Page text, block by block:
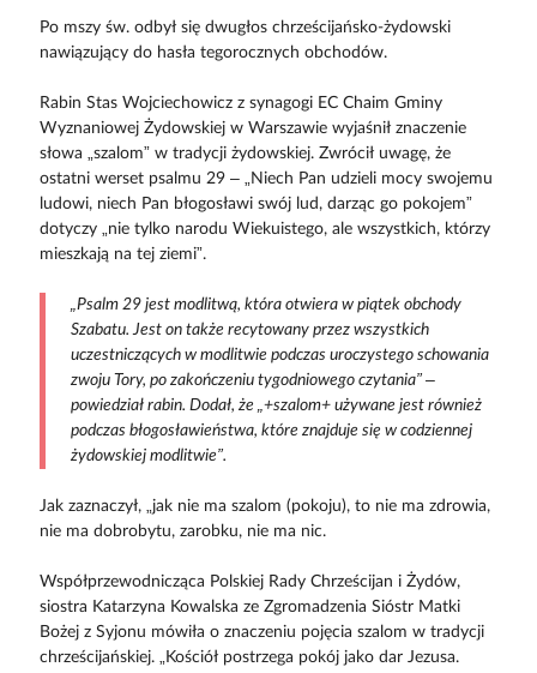
Po mszy św. odbył się dwugłos chrześcijańsko-żydowski
nawiązujący do hasła tegorocznych obchodów.
Rabin Stas Wojciechowicz z synagogi EC Chaim Gminy
Wyznaniowej Żydowskiej w Warszawie wyjaśnił znaczenie
słowa „szalom” w tradycji żydowskiej. Zwrócił uwagę, że
ostatni werset psalmu 29 – „Niech Pan udzieli mocy swojemu
ludowi, niech Pan błogosławi swój lud, darząc go pokojem”
dotyczy „nie tylko narodu Wiekuistego, ale wszystkich, którzy
mieszkają na tej ziemi”.
„Psalm 29 jest modlitwą, która otwiera w piątek obchody
Szabatu. Jest on także recytowany przez wszystkich
uczestniczących w modlitwie podczas uroczystego schowania
zwoju Tory, po zakończeniu tygodniowego czytania” –
powiedział rabin. Dodał, że „+szalom+ używane jest również
podczas błogosławieństwa, które znajduje się w codziennej
żydowskiej modlitwie”.
Jak zaznaczył, „jak nie ma szalom (pokoju), to nie ma zdrowia,
nie ma dobrobytu, zarobku, nie ma nic.
Współprzewodnicząca Polskiej Rady Chrześcijan i Żydów,
siostra Katarzyna Kowalska ze Zgromadzenia Sióstr Matki
Bożej z Syjonu mówiła o znaczeniu pojęcia szalom w tradycji
chrześcijańskiej. „Kościół postrzega pokój jako dar Jezusa.